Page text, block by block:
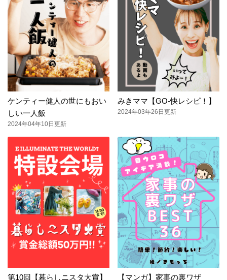
ケンティー健人の世にもおい
しい一人飯
2024年04年10日更新
みきママ【GO-快レシピ！】
2024年03年26日更新
第10回【暮らしニスタ大賞】
【マンガ】家事の裏ワザ